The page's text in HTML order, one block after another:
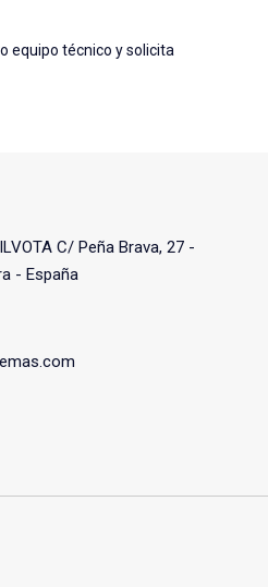
equipo técnico y solicita
C/ Peña Brava, 27 -
- España